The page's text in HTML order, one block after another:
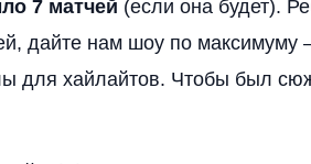
7 матчей (если она будет).
дайте нам шоу по максимуму
для хайлайтов. Чтобы был